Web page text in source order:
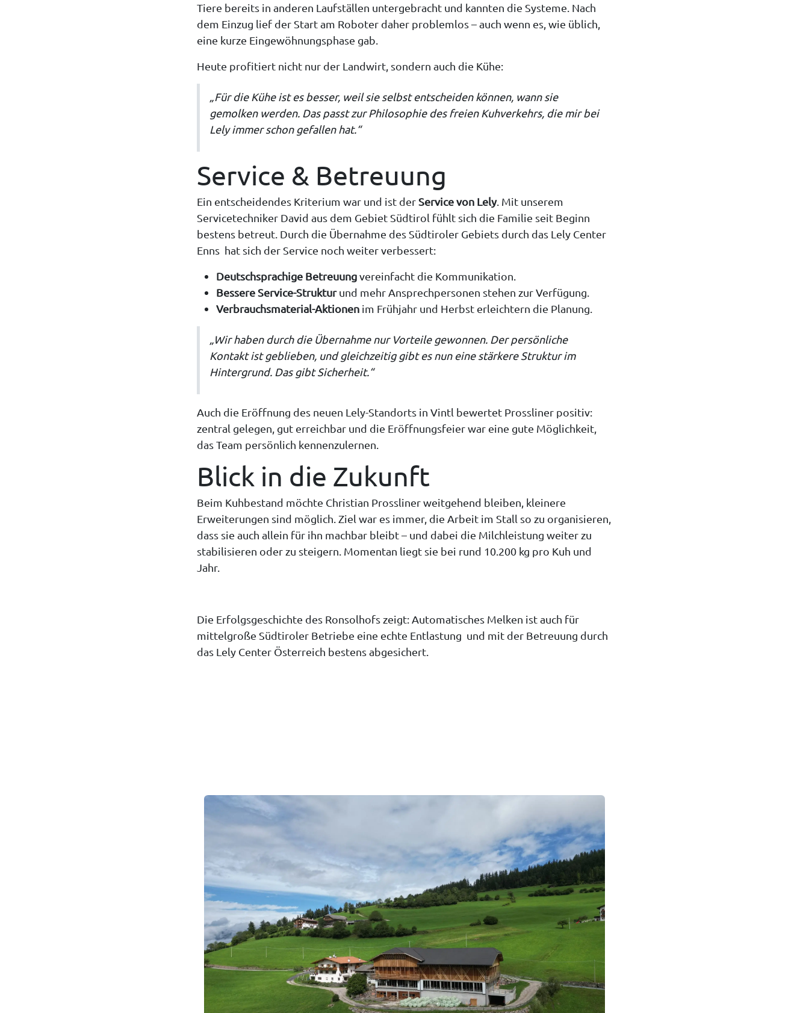
Tiere bereits in anderen Laufställen untergebracht und kannten die Systeme. Nach
dem Einzug lief der Start am Roboter daher problemlos – auch wenn es, wie üblich,
eine kurze Eingewöhnungsphase gab.
Heute profitiert nicht nur der Landwirt, sondern auch die Kühe:
„Für die Kühe ist es besser, weil sie selbst entscheiden können, wann sie
gemolken werden. Das passt zur Philosophie des freien Kuhverkehrs, die mir bei
Lely immer schon gefallen hat.“
Service & Betreuung
Ein entscheidendes Kriterium war und ist der Service von Lely. Mit unserem
Servicetechniker David aus dem Gebiet Südtirol fühlt sich die Familie seit Beginn
bestens betreut. Durch die Übernahme des Südtiroler Gebiets durch das Lely Center
Enns hat sich der Service noch weiter verbessert:
Deutschsprachige Betreuungvereinfacht die Kommunikation.
Bessere Service-Strukturund mehr Ansprechpersonen stehen zur Verfügung.
Verbrauchsmaterial-Aktionen im Frühjahr und Herbst erleichtern die Planung.
„Wir haben durch die Übernahme nur Vorteile gewonnen. Der persönliche
Kontakt ist geblieben, und gleichzeitig gibt es nun eine stärkere Struktur im
Hintergrund. Das gibt Sicherheit.“
Auch die Eröffnung des neuen Lely-Standorts in Vintl bewertet Prossliner positiv:
zentral gelegen, gut erreichbar und die Eröffnungsfeier war eine gute Möglichkeit,
das Team persönlich kennenzulernen.
Blick in die Zukunft
Beim Kuhbestand möchte Christian Prossliner weitgehend bleiben, kleinere
Erweiterungen sind möglich. Ziel war es immer, die Arbeit im Stall so zu organisieren,
dass sie auch allein für ihn machbar bleibt – und dabei die Milchleistung weiter zu
stabilisieren oder zu steigern. Momentan liegt sie bei rund 10.200 kg pro Kuh und
Jahr.
Die Erfolgsgeschichte des Ronsolhofs zeigt: Automatisches Melken ist auch für
mittelgroße Südtiroler Betriebe eine echte Entlastung und mit der Betreuung durch
das Lely Center Österreich bestens abgesichert.